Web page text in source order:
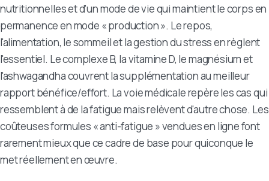
nutritionnelles et d'un mode de vie qui maintient le corps en
permanence en mode « production ». Le repos,
l'alimentation, le sommeil et la gestion du stress en règlent
l'essentiel. Le complexe B, la vitamine D, le magnésium et
l'ashwagandha couvrent la supplémentation au meilleur
rapport bénéfice/effort. La voie médicale repère les cas qui
ressemblent à de la fatigue mais relèvent d'autre chose. Les
coûteuses formules « anti-fatigue » vendues en ligne font
rarement mieux que ce cadre de base pour quiconque le
met réellement en œuvre.